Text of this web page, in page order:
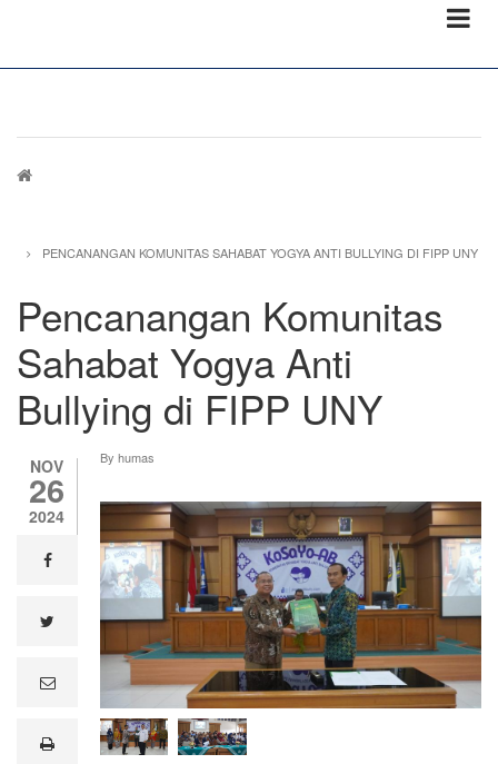
Breadcrumb
PENCANANGAN KOMUNITAS SAHABAT YOGYA ANTI BULLYING DI FIPP UNY
Pencanangan Komunitas
Sahabat Yogya Anti
Bullying di FIPP UNY
NOV
26
2024
facebook
e
lprint
By humas